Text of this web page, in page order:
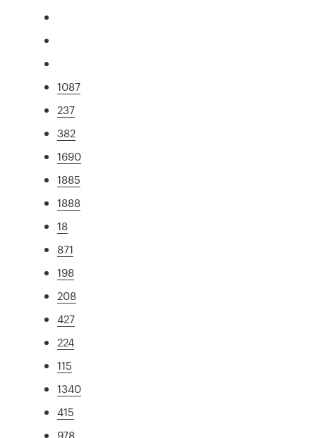
1087
237
382
1690
1885
1888
18
871
198
208
427
224
115
1340
415
978